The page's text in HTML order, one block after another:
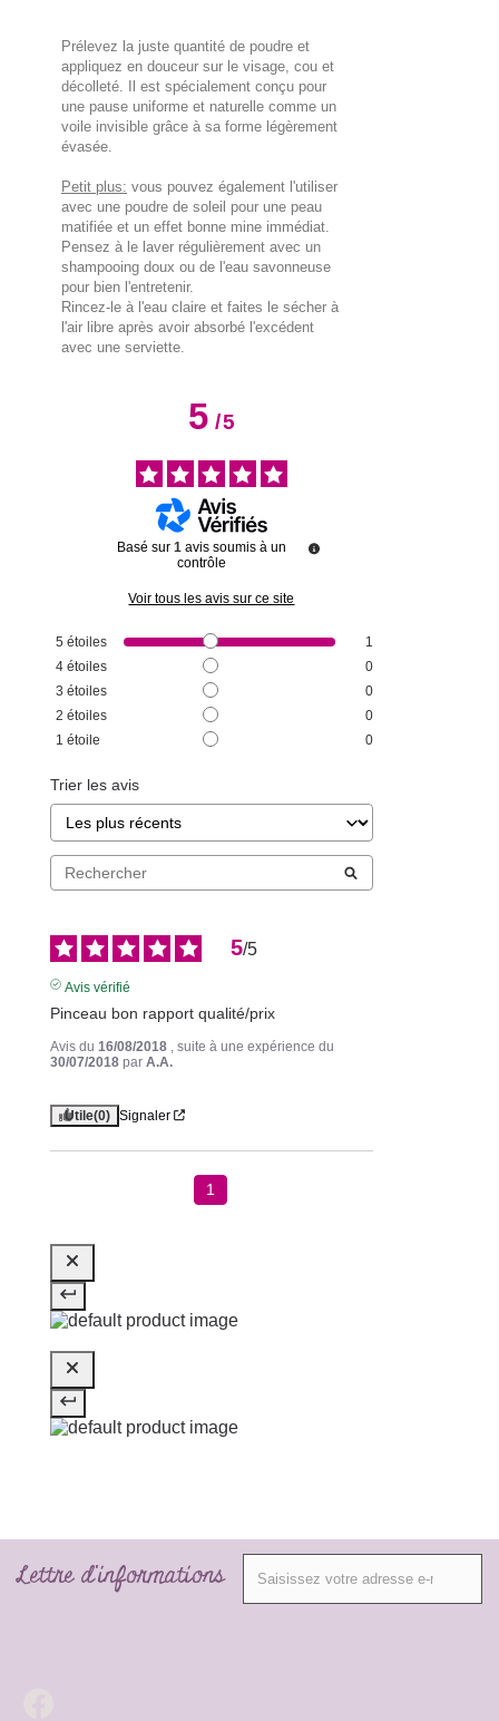
Prélevez la juste quantité de poudre et
appliquez en douceur sur le visage, cou et
décolleté. Il est spécialement conçu pour
une pause uniforme et naturelle comme un
voile invisible grâce à sa forme légèrement
évasée.
Petit plus: vous pouvez également l'utiliser
avec une poudre de soleil pour une peau
matifiée et un effet bonne mine immédiat.
Pensez à le laver régulièrement avec un
shampooing doux ou de l'eau savonneuse
pour bien l'entretenir.
Rincez-le à l'eau claire et faites le sécher à
l'air libre après avoir absorbé l'excédent
avec une serviette.
5/5
Basé sur 1 avis soumis à un
contrôle
Voir tous les avis sur ce site
5 étoiles
1
4 étoiles
0
3 étoiles
0
2 étoiles
0
1 étoile 0
Trier les avis
5/5
Avis vérifié
Pinceau bon rapport qualité/prix
Avis du 16/08/2018 , suite à une expérience du
30/07/2018 par A.A.
Utile(0) Signaler
1
Lettre d'informations